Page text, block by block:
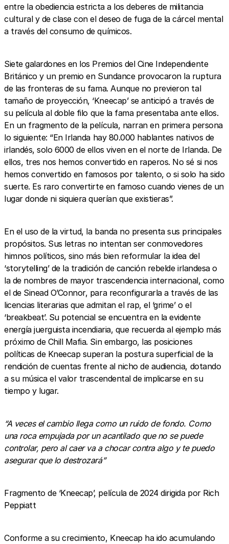
entre la obediencia estricta a los deberes de militancia
cultural y de clase con el deseo de fuga de la cárcel mental
a través del consumo de químicos.
Siete galardones en los Premios del Cine Independiente
Británico y un premio en Sundance provocaron la ruptura
de las fronteras de su fama. Aunque no previeron tal
tamaño de proyección, ‘Kneecap’ se anticipó a través de
su película al doble filo que la fama presentaba ante ellos.
En un fragmento de la película, narran en primera persona
lo siguiente: “En Irlanda hay 80.000 hablantes nativos de
irlandés, solo 6000 de ellos viven en el norte de Irlanda. De
ellos, tres nos hemos convertido en raperos. No sé si nos
hemos convertido en famosos por talento, o si solo ha sido
suerte. Es raro convertirte en famoso cuando vienes de un
lugar donde ni siquiera querían que existieras”.
En el uso de la virtud, la banda no presenta sus principales
propósitos. Sus letras no intentan ser conmovedores
himnos políticos, sino más bien reformular la idea del
‘storytelling’ de la tradición de canción rebelde irlandesa o
la de nombres de mayor trascendencia internacional, como
el de Sinead O’Connor, para reconfigurarla a través de las
licencias literarias que admitan el rap, el ‘grime’ o el
‘breakbeat’. Su potencial se encuentra en la evidente
energía juerguista incendiaria, que recuerda al ejemplo más
próximo de Chill Mafia. Sin embargo, las posiciones
políticas de Kneecap superan la postura superficial de la
rendición de cuentas frente al nicho de audiencia, dotando
a su música el valor trascendental de implicarse en su
tiempo y lugar.
“A veces el cambio llega como un ruido de fondo. Como
una roca empujada por un acantilado que no se puede
controlar, pero al caer va a chocar contra algo y te puedo
asegurar que lo destrozará”
Fragmento de ‘Kneecap’, película de 2024 dirigida por Rich
Peppiatt
Conforme a su crecimiento, Kneecap ha ido acumulando